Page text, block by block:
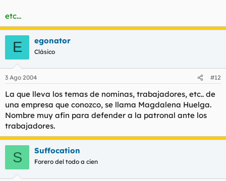
etc...
E egonator
Clásico
3 Ago 2004 #12
La que lleva los temas de nominas, trabajadores, etc.. de
una empresa que conozco, se llama Magdalena Huelga.
Nombre muy afín para defender a la patronal ante los
trabajadores.
S Suffocation
Forero del todo a cien